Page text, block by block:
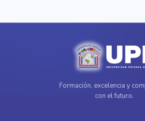
Formación, excelencia y
con el futuro.